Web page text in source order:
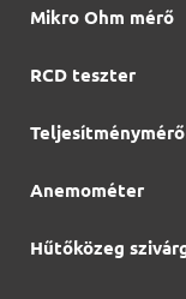
Mikro Ohm mérő
RCD teszter
Teljesítménymérő
Anemométer
Hűtőközeg